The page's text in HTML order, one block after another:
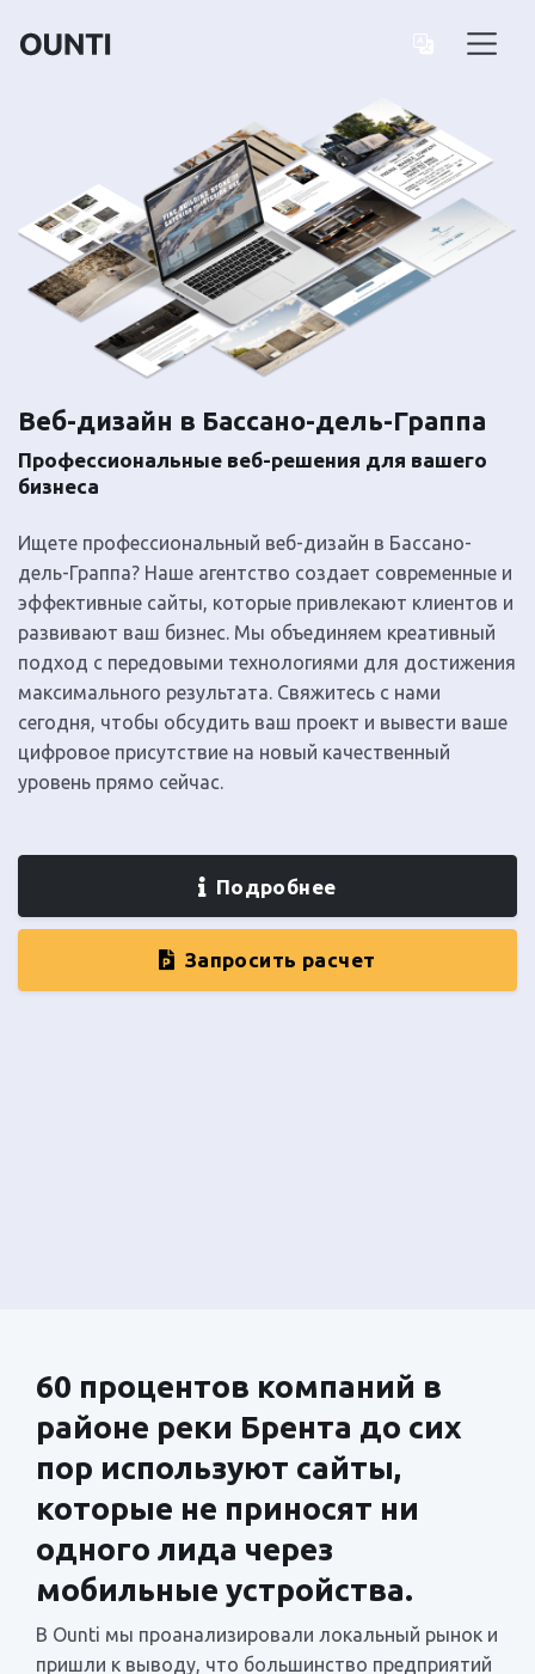
Веб-дизайн в Бассано-дель-Граппа
Профессиональные веб-решения для вашего
бизнеса
Ищете профессиональный веб-дизайн в Бассано-
дель-Граппа? Наше агентство создает современные и
эффективные сайты, которые привлекают клиентов и
развивают ваш бизнес. Мы объединяем креативный
подход с передовыми технологиями для достижения
максимального результата. Свяжитесь с нами
сегодня, чтобы обсудить ваш проект и вывести ваше
цифровое присутствие на новый качественный
уровень прямо сейчас.
Подробнее
Запросить расчет
60 процентов компаний в
районе реки Брента до сих
пор используют сайты,
которые не приносят ни
одного лида через
мобильные устройства.
В Ounti мы проанализировали локальный рынок и
пришли к выводу, что большинство предприятий